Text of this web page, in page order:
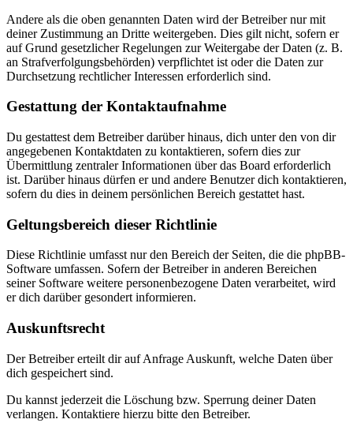
Andere als die oben genannten Daten wird der Betreiber nur mit
deiner Zustimmung an Dritte weitergeben. Dies gilt nicht, sofern er
auf Grund gesetzlicher Regelungen zur Weitergabe der Daten (z. B.
an Strafverfolgungsbehörden) verpflichtet ist oder die Daten zur
Durchsetzung rechtlicher Interessen erforderlich sind.
Gestattung der Kontaktaufnahme
Du gestattest dem Betreiber darüber hinaus, dich unter den von dir
angegebenen Kontaktdaten zu kontaktieren, sofern dies zur
Übermittlung zentraler Informationen über das Board erforderlich
ist. Darüber hinaus dürfen er und andere Benutzer dich kontaktieren,
sofern du dies in deinem persönlichen Bereich gestattet hast.
Geltungsbereich dieser Richtlinie
Diese Richtlinie umfasst nur den Bereich der Seiten, die die phpBB-
Software umfassen. Sofern der Betreiber in anderen Bereichen
seiner Software weitere personenbezogene Daten verarbeitet, wird
er dich darüber gesondert informieren.
Auskunftsrecht
Der Betreiber erteilt dir auf Anfrage Auskunft, welche Daten über
dich gespeichert sind.
Du kannst jederzeit die Löschung bzw. Sperrung deiner Daten
verlangen. Kontaktiere hierzu bitte den Betreiber.